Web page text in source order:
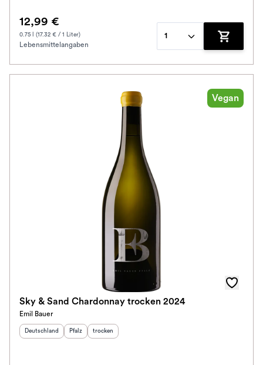
12,99 €
0.75 l (17.32 € / 1 Liter)
Lebensmittelangaben
1
Zum
Vegan
Sky & Sand Chardonnay trocken 2024
Emil Bauer
Herkunftsland
Deutschland Herkunftsregion
Pfalz Geschmack
trocken